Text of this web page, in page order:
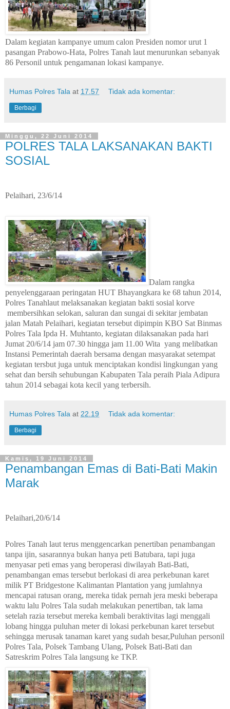
Dalam kegiatan kampanye umum calon Presiden nomor urut 1
pasangan Prabowo-Hata, Polres Tanah laut menurunkan sebanyak
86 Personil untuk pengamanan lokasi kampanye.
Humas Polres Tala at 17.57 Tidak ada komentar:
Berbagi
Minggu, 22 Juni 2014
POLRES TALA LAKSANAKAN BAKTI
SOSIAL
Pelaihari, 23/6/14
Dalam rangka
penyelenggaraan peringatan HUT Bhayangkara ke 68 tahun 2014,
Polres Tanahlaut melaksanakan kegiatan bakti sosial korve
membersihkan selokan, saluran dan sungai di sekitar jembatan
jalan Matah Pelaihari, kegiatan tersebut dipimpin KBO Sat Binmas
Polres Tala Ipda H. Muhtanto, kegiatan dilaksanakan pada hari
Jumat 20/6/14 jam 07.30 hingga jam 11.00 Wita yang melibatkan
Instansi Pemerintah daerah bersama dengan masyarakat setempat
kegiatan tersbut juga untuk menciptakan kondisi lingkungan yang
sehat dan bersih sehubungan Kabupaten Tala peraih Piala Adipura
tahun 2014 sebagai kota kecil yang terbersih.
Humas Polres Tala at 22.19 Tidak ada komentar:
Berbagi
Kamis, 19 Juni 2014
Penambangan Emas di Bati-Bati Makin
Marak
Pelaihari,20/6/14
Polres Tanah laut terus menggencarkan penertiban penambangan
tanpa ijin, sasarannya bukan hanya peti Batubara, tapi juga
menyasar peti emas yang beroperasi diwilayah Bati-Bati,
penambangan emas tersebut berlokasi di area perkebunan karet
milik PT Bridgestone Kalimantan Plantation yang jumlahnya
mencapai ratusan orang, mereka tidak pernah jera meski beberapa
waktu lalu Polres Tala sudah melakukan penertiban, tak lama
setelah razia tersebut mereka kembali beraktivitas lagi menggali
lobang hingga puluhan meter di lokasi perkebunan karet tersebut
sehingga merusak tanaman karet yang sudah besar,Puluhan personil
Polres Tala, Polsek Tambang Ulang, Polsek Bati-Bati dan
Satreskrim Polres Tala langsung ke TKP.